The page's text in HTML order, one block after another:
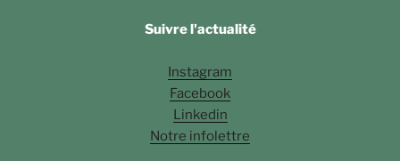
Suivre l'actualité
Instagram
Facebook
Linkedin
Notre infolettre